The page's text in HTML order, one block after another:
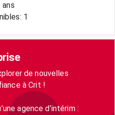
ans
1
de nouvelles
à Crit !
agence d’intérim :